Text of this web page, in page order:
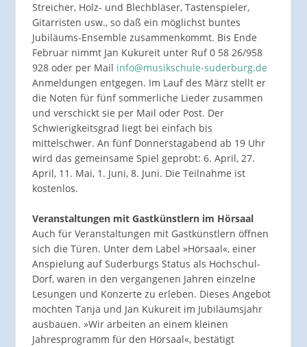
Streicher, Holz- und Blechbläser, Tastenspieler,
Gitarristen usw., so daß ein möglichst buntes
Jubiläums-Ensemble zusammenkommt. Bis Ende
Februar nimmt Jan Kukureit unter Ruf 0 58 26/958
928 oder per Mail info@musikschule-suderburg.de
Anmeldungen entgegen. Im Lauf des März stellt er
die Noten für fünf sommerliche Lieder zusammen
und verschickt sie per Mail oder Post. Der
Schwierigkeitsgrad liegt bei einfach bis
mittelschwer. An fünf Donnerstagabend ab 19 Uhr
wird das gemeinsame Spiel geprobt: 6. April, 27.
April, 11. Mai, 1. Juni, 8. Juni. Die Teilnahme ist
kostenlos.
Veranstaltungen mit Gastkünstlern im Hörsaal
Auch für Veranstaltungen mit Gastkünstlern öffnen
sich die Türen. Unter dem Label »Hörsaal«, einer
Anspielung auf Suderburgs Status als Hochschul-
Dorf, waren in den vergangenen Jahren einzelne
Lesungen und Konzerte zu erleben. Dieses Angebot
möchten Tanja und Jan Kukureit im Jubiläumsjahr
ausbauen. »Wir arbeiten an einem kleinen
Jahresprogramm für den Hörsaal«, bestätigt